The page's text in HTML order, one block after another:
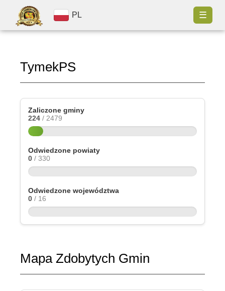
PL ☰
TymekPS
Zaliczone gminy
224 / 2479
Odwiedzone powiaty
0 / 330
Odwiedzone województwa
0 / 16
Mapa Zdobytych Gmin